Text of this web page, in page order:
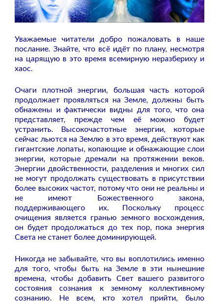
Уважаемые читатели добро пожаловать в наше
послание. Знайте, что всё идёт по плану, несмотря
на царящую в это время всемирную неразбериху и
хаос.
Очаги плотной энергии, большая часть которой
продолжает проявляться на Земле, должны быть
обнажены и фактически видны для того, что она
представляет, прежде чем её можно будет
устранить. Высокочастотные энергии, которые
сейчас льются на Землю в это время, действуют как
гигантские лопаты, копающие и обнажающие слои
энергии, которые дремали на протяжении веков.
Энергии двойственности, разделения и многих сил
не могут продолжать существовать в присутствии
более высоких частот, потому что они не реальны и
не имеют Божественного закона,
поддерживающего их. Поскольку процесс
очищения является гранью земного восхождения,
он будет продолжаться до тех пор, пока энергия
Света не станет более доминирующей.
Никогда не забывайте, что вы воплотились именно
для того, чтобы быть на Земле в эти нынешние
времена, чтобы добавить Свет вашего развитого
состояния сознания к земному коллективному
сознанию. Не всем, кто хотел прийти, было